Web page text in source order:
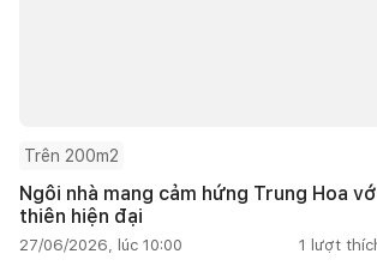
Trên 200m2
Ngôi nhà mang cảm hứng Trung Hoa
thiên hiện đại
27/06/2026, lúc 10:00 1 lượt